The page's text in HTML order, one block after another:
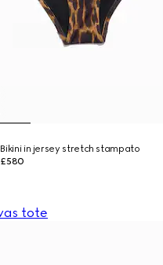
Bikini in jersey stretch stampato
£580